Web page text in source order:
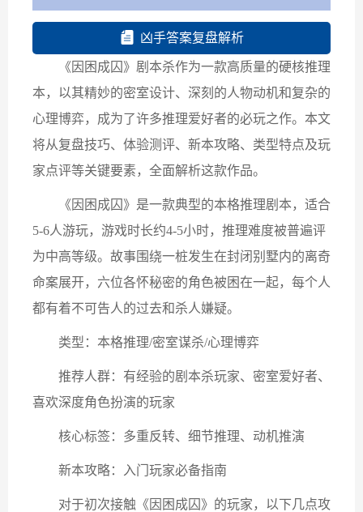
凶手答案复盘解析
《因困成囚》剧本杀作为一款高质量的硬核推理
本，以其精妙的密室设计、深刻的人物动机和复杂的
心理博弈，成为了许多推理爱好者的必玩之作。本文
将从复盘技巧、体验测评、新本攻略、类型特点及玩
家点评等关键要素，全面解析这款作品。
《因困成囚》是一款典型的本格推理剧本，适合
5-6人游玩，游戏时长约4-5小时，推理难度被普遍评
为中高等级。故事围绕一桩发生在封闭别墅内的离奇
命案展开，六位各怀秘密的角色被困在一起，每个人
都有着不可告人的过去和杀人嫌疑。
类型：本格推理/密室谋杀/心理博弈
推荐人群：有经验的剧本杀玩家、密室爱好者、
喜欢深度角色扮演的玩家
核心标签：多重反转、细节推理、动机推演
新本攻略：入门玩家必备指南
对于初次接触《因困成囚》的玩家，以下几点攻